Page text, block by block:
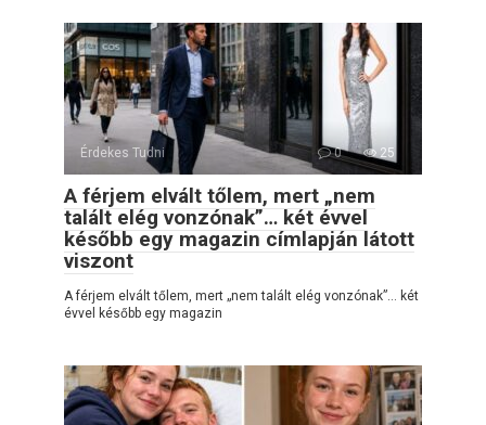
Érdekes Tudni 0 25
A férjem elvált tőlem, mert „nem
talált elég vonzónak”… két évvel
később egy magazin címlapján látott
viszont
A férjem elvált tőlem, mert „nem talált elég vonzónak”… két
évvel később egy magazin